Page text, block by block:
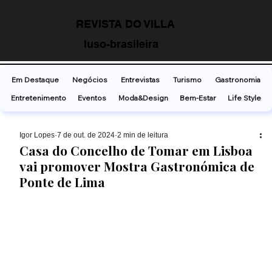
REVISTA DO VILLA
luso-brasileira
Casa do Concelho de Tomar em Lisboa
vai promover Mostra Gastronómica de
Ponte de Lima
Ígor Lopes 7 de out. de 2024 2 min de leitura
Em Destaque Negócios Entrevistas Turismo
Gastronomia
Entretenimento
Eventos Moda&Design Bem-Estar Life Style